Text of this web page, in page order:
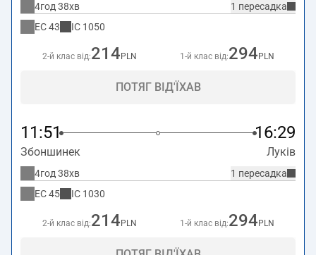
1 пересадка
4год 38хв
EC43 IC 1050
2-й клас від:214 PLN 1-й клас від:294 PLN
ПОТЯГ ВІД'ЇХАВ
11:51 16:29
Збоншинек Луків
1 пересадка
4год 38хв
EC45 IC 1030
2-й клас від:214 PLN 1-й клас від:294 PLN